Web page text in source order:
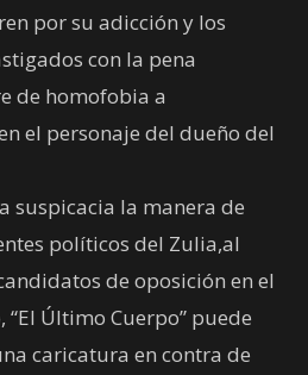
por su adicción y los
con la pena
de homofobia a
el personaje del dueño del
suspicacia la manera de
políticos del Zulia,al
de oposición en el
Último Cuerpo” puede
caricatura en contra de